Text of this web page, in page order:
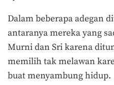
Dalam beberapa adegan
antaranya mereka yang
Murni dan Sri karena
memilih tak melawan
buat menyambung hidup.